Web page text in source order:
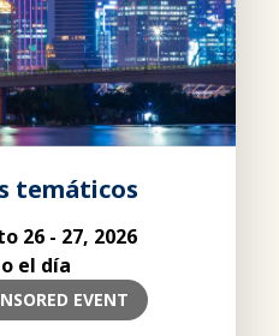
temáticos
26 - 27, 2026
el día
EVENT